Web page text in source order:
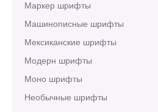
Маркер шрифты
Машинописные шрифты
Мексиканские шрифты
Модерн шрифты
Моно шрифты
Необычные шрифты